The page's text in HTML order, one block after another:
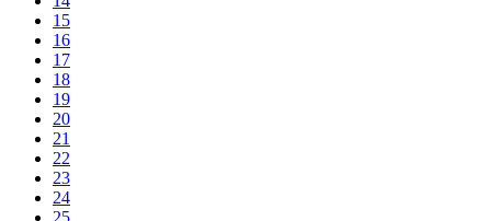
15
16
17
18
19
20
21
22
23
24